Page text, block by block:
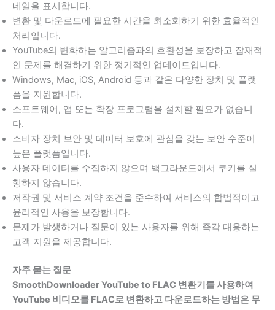
네일을 표시합니다.
변환 및 다운로드에 필요한 시간을 최소화하기 위한 효율적인
처리입니다.
YouTube의 변화하는 알고리즘과의 호환성을 보장하고 잠재적
인 문제를 해결하기 위한 정기적인 업데이트입니다.
Windows, Mac, iOS, Android 등과 같은 다양한 장치 및 플랫
폼을 지원합니다.
소프트웨어, 앱 또는 확장 프로그램을 설치할 필요가 없습니
다.
소비자 장치 보안 및 데이터 보호에 관심을 갖는 보안 수준이
높은 플랫폼입니다.
사용자 데이터를 수집하지 않으며 백그라운드에서 쿠키를 실
행하지 않습니다.
저작권 및 서비스 계약 조건을 준수하여 서비스의 합법적이고
윤리적인 사용을 보장합니다.
문제가 발생하거나 질문이 있는 사용자를 위해 즉각 대응하는
고객 지원을 제공합니다.
자주 묻는 질문
SmoothDownloader YouTube to FLAC 변환기를 사용하여
YouTube 비디오를 FLAC로 변환하고 다운로드하는 방법은 무